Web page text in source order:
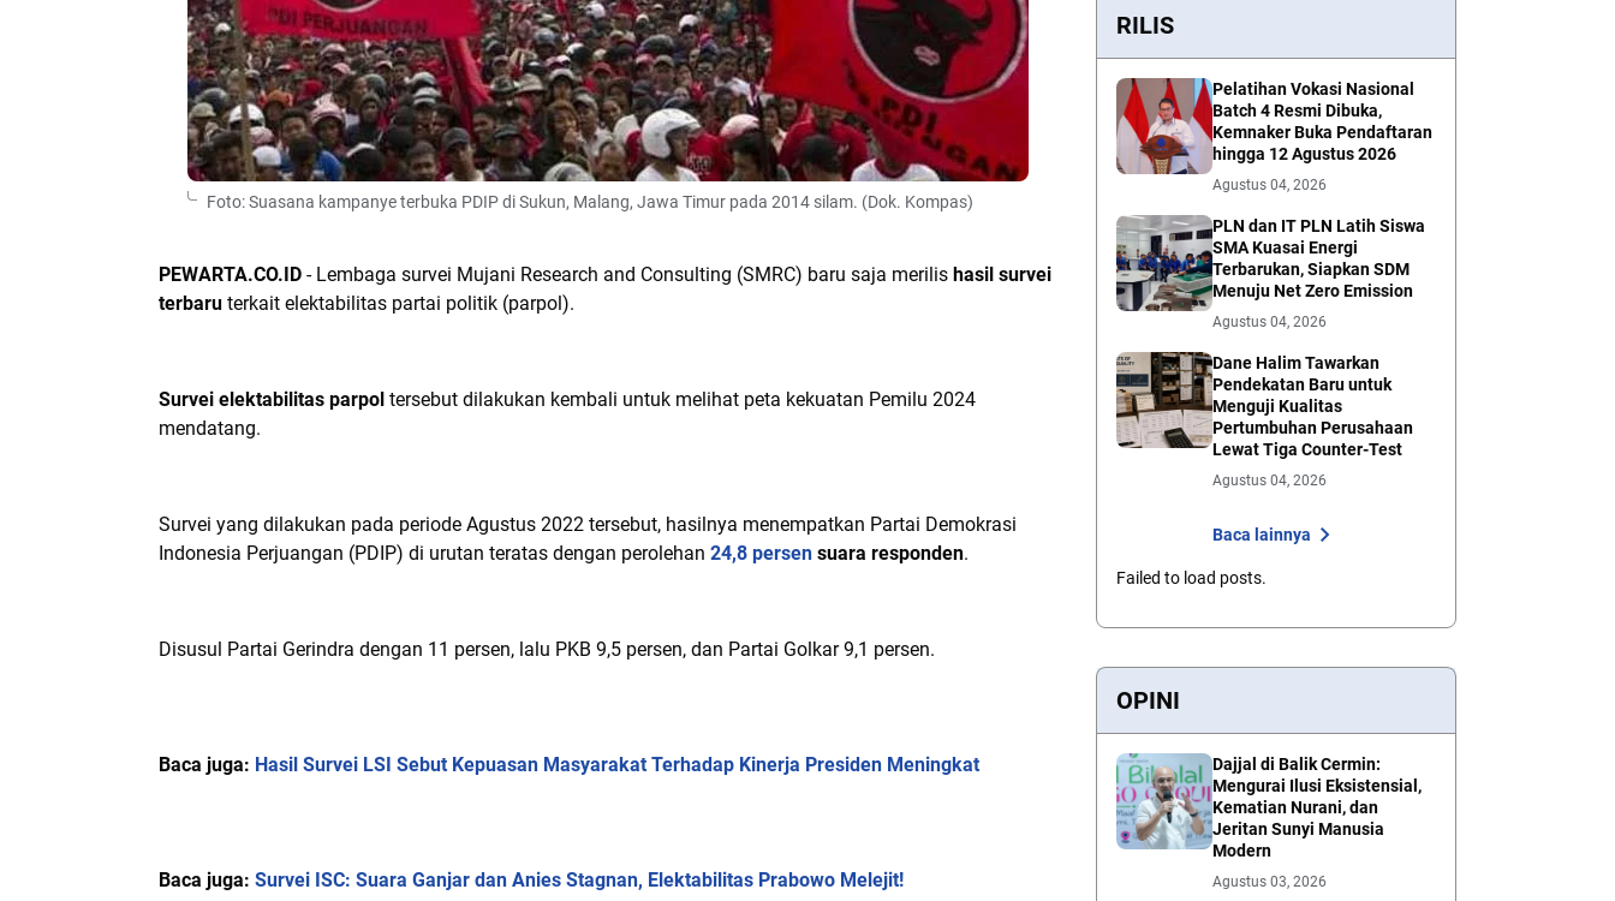
Foto: Suasana kampanye terbuka PDIP di Sukun, Malang, Jawa Timur pada 2014 silam. (Dok. Kompas)
PEWARTA.CO.ID - Lembaga survei Mujani Research and Consulting (SMRC) baru saja merilis hasil survei
terbaru terkait elektabilitas partai politik (parpol).
Survei elektabilitas parpol tersebut dilakukan kembali untuk melihat peta kekuatan Pemilu 2024
mendatang.
Survei yang dilakukan pada periode Agustus 2022 tersebut, hasilnya menempatkan Partai Demokrasi
Indonesia Perjuangan (PDIP) di urutan teratas dengan perolehan 24,8 persen suara responden.
Disusul Partai Gerindra dengan 11 persen, lalu PKB 9,5 persen, dan Partai Golkar 9,1 persen.
Baca juga: Hasil Survei LSI Sebut Kepuasan Masyarakat Terhadap Kinerja Presiden Meningkat
Baca juga: Survei ISC: Suara Ganjar dan Anies Stagnan, Elektabilitas Prabowo Melejit!
RILIS
Pelatihan Vokasi Nasional
Batch 4 Resmi Dibuka,
Kemnaker Buka Pendaftaran
hingga 12 Agustus 2026
Agustus 04, 2026
PLN dan IT PLN Latih Siswa
SMA Kuasai Energi
Terbarukan, Siapkan SDM
Menuju Net Zero Emission
Agustus 04, 2026
Dane Halim Tawarkan
Pendekatan Baru untuk
Menguji Kualitas
Pertumbuhan Perusahaan
Lewat Tiga Counter-Test
Agustus 04, 2026
Baca lainnya
Failed to load posts.
OPINI
Dajjal di Balik Cermin:
Mengurai Ilusi Eksistensial,
Kematian Nurani, dan
Jeritan Sunyi Manusia
Modern
Agustus 03, 2026